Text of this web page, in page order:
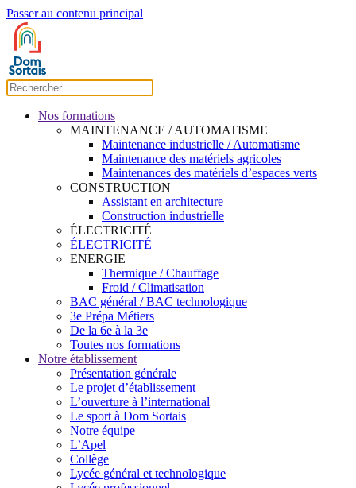
Passer au contenu principal
Nos formations
MAINTENANCE / AUTOMATISME
Maintenance industrielle / Automatisme
Maintenance des matériels agricoles
Maintenances des matériels d’espaces verts
CONSTRUCTION
Assistant en architecture
Construction industrielle
ÉLECTRICITÉ
ÉLECTRICITÉ
ENERGIE
Thermique / Chauffage
Froid / Climatisation
BAC général / BAC technologique
3e Prépa Métiers
De la 6e à la 3e
Toutes nos formations
Notre établissement
Présentation générale
Le projet d’établissement
L’ouverture à l’international
Le sport à Dom Sortais
Notre équipe
L’Apel
Collège
Lycée général et technologique